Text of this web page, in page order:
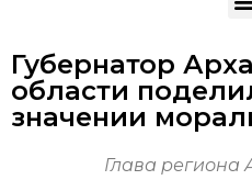
Губернатор
области
значении
Глава региона